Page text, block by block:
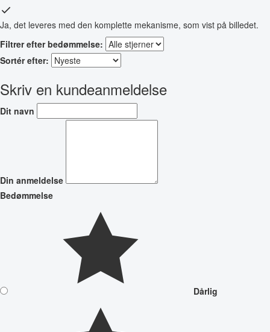
Ja, det leveres med den komplette mekanisme, som vist på billedet.
Filtrer efter bedømmelse:
Sortér efter:
Skriv en kundeanmeldelse
Dit navn
Din anmeldelse
Bedømmelse
Dårlig